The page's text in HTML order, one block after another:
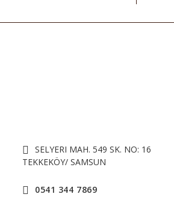
SELYERI MAH. 549 SK. NO: 16
TEKKEKÖY/ SAMSUN
0541 344 7869